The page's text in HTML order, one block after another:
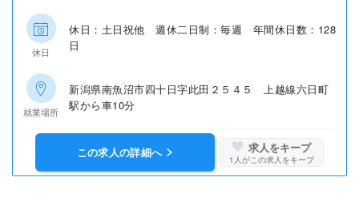
休日
休日：土日祝他 週休二日制：毎週 年間休日数：128
日
就業場所
新潟県南魚沼市四十日字此田２５４５ 上越線六日町
駅から車10分
この求人の詳細へ 求人をキープ
1 人がこの求人をキープ